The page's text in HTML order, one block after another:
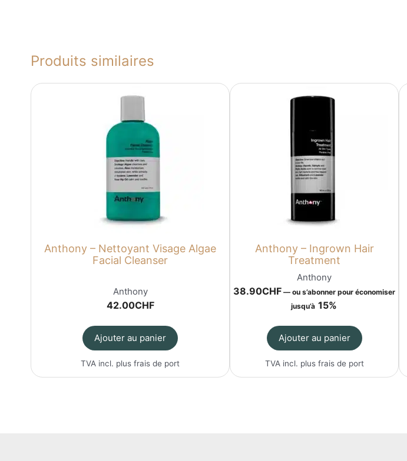
Produits similaires
Anthony – Nettoyant Visage Algae
Facial Cleanser
Anthony
42.00CHF
Ajouter au panier
TVA incl. plusfrais de port
Anthony – Ingrown Hair
Treatment
Anthony
38.90CHF — ou s’abonner pour économiser
jusqu’à 15%
Ajouter au panier
TVA incl. plus frais de port